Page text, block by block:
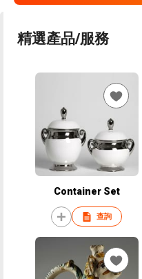
精選產品/服務
Container Set
查詢